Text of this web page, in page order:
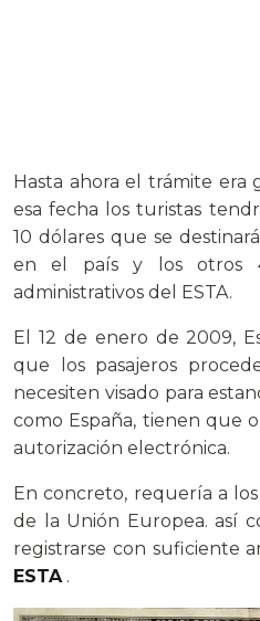
Hasta ahora el trámite era
esa fecha los turistas
10 dólares que se
en el país y los otros
administrativos del ESTA.
El 12 de enero de 2009,
que los pasajeros
necesiten visado para
como España, tienen que
autorización electrónica.
En concreto, requería a
de la Unión Europea. así
registrarse con suficiente
ESTA .